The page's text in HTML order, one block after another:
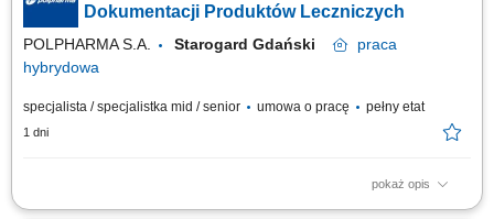
TRANSMED I . DO ZADAŃ OSOBY ZATRUDNIONEJ NA TYM
STANOWISKU BĘDZIE NALEŻAŁO: aktywne...
Dokumentacji Produktów Leczniczych
POLPHARMA S.A. Starogard Gdański
praca
hybrydowa
specjalista / specjalistka mid / senior umowa o pracę pełny etat
1 dni
pokaż opis
Zakres obowiązków: przygotowywanie i opracowywanie dokumentacji